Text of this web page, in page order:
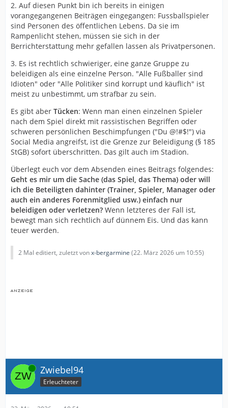
2. Auf diesen Punkt bin ich bereits in einigen
vorangegangenen Beiträgen eingegangen: Fussballspieler
sind Personen des öffentlichen Lebens. Da sie im
Rampenlicht stehen, müssen sie sich in der
Berrichterstattung mehr gefallen lassen als Privatpersonen.
3. Es ist rechtlich schwieriger, eine ganze Gruppe zu
beleidigen als eine einzelne Person. "Alle Fußballer sind
Idioten" oder "Alle Politiker sind korrupt und käuflich" ist
meist zu unbestimmt, um strafbar zu sein.
Es gibt aber Tücken: Wenn man einen einzelnen Spieler
nach dem Spiel direkt mit rassistischen Begriffen oder
schweren persönlichen Beschimpfungen ("Du @!#$!") via
Social Media angreifst, ist die Grenze zur Beleidigung (§ 185
StGB) sofort überschritten. Das gilt auch im Stadion.
Überlegt euch vor dem Absenden eines Beitrags folgendes:
Geht es mir um die Sache (das Spiel, das Thema) oder will
ich die Beteiligten dahinter (Trainer, Spieler, Manager oder
auch ein anderes Forenmitglied usw.) einfach nur
beleidigen oder verletzen? Wenn letzteres der Fall ist,
bewegt man sich rechtlich auf dünnem Eis. Und das kann
teuer werden.
2 Mal editiert, zuletzt vonx-bergarmine (22. März 2026 um 10:55)
Online Zwiebel94
Erleuchteter